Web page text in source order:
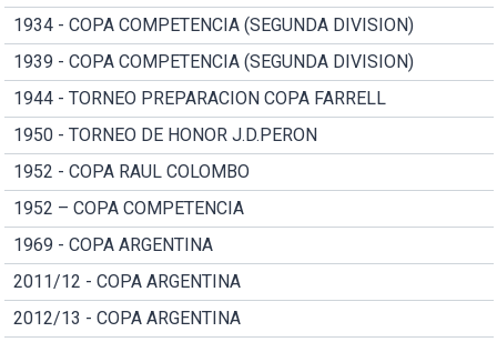
1934 - COPA COMPETENCIA (SEGUNDA DIVISION)
1939 - COPA COMPETENCIA (SEGUNDA DIVISION)
1944 - TORNEO PREPARACION COPA FARRELL
1950 - TORNEO DE HONOR J.D.PERON
1952 - COPA RAUL COLOMBO
1952 – COPA COMPETENCIA
1969 - COPA ARGENTINA
2011/12 - COPA ARGENTINA
2012/13 - COPA ARGENTINA